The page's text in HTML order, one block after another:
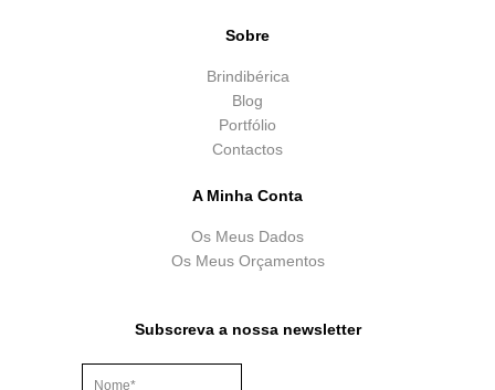
Sobre
Brindibérica
Blog
Portfólio
Contactos
A Minha Conta
Os Meus Dados
Os Meus Orçamentos
Subscreva a nossa newsletter